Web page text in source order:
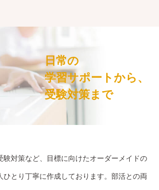
日常の
学習サポートから、
受験対策まで
験対策など、目標に向けたオーダーメイドの
ひとり丁寧に作成しております。部活との両